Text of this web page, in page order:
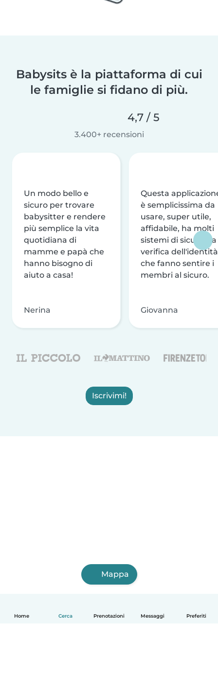
Home Cerca Prenotazioni Messaggi Preferiti
Babysits è la piattaforma di cui
le famiglie si fidano di più.
4,7 / 5
3.400+ recensioni
Un modo bello e
sicuro per trovare
babysitter e rendere
più semplice la vita
quotidiana di
mamme e papà che
hanno bisogno di
aiuto a casa!
Nerina
Questa
è semplicissima da
usare, super utile,
affidabile, ha molti
sistemi di sicurezza
verifica dell'identità
che fanno sentire i
membri al sicuro.
Giovanna
Iscrivimi!
Mappa